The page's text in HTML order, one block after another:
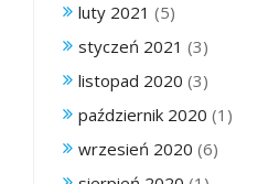
luty 2021 (5)
styczeń 2021 (3)
listopad 2020 (3)
październik 2020 (1)
wrzesień 2020 (6)